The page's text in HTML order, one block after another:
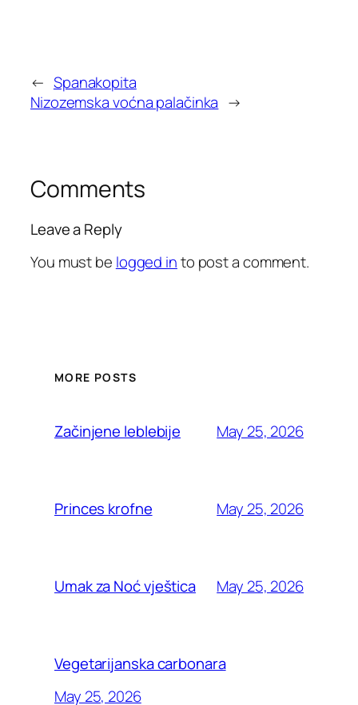
← Spanakopita
Nizozemska voćna palačinka →
Comments
Leave a Reply
You must be logged into post a comment.
MORE POSTS
Začinjene leblebije May 25, 2026
Princes krofne May 25, 2026
Umak za Noć vještica May 25, 2026
Vegetarijanska carbonara
May 25, 2026